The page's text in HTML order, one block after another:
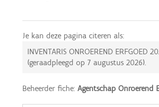
Je kan deze pagina citeren als:
INVENTARIS ONROEREND ERFGOED
(geraadpleegd op7 augustus 2026).
Beheerder fiche:Agentschap Onroerend